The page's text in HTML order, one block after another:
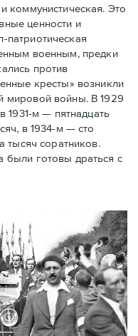
коммунистическая. Это
ценности и
патриотическая
военным, предки
против
кресты» возникли
мировой войны. В 1929
1931-м — пятнадцать
в 1934-м — сто
тысяч соратников.
были готовы драться с